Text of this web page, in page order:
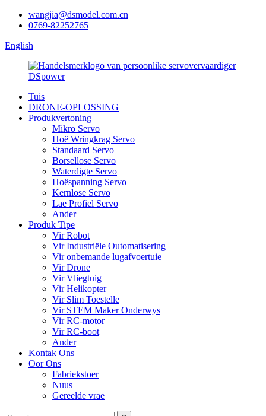
wangjia@dsmodel.com.cn
0769-82252765
English
Tuis
DRONE-OPLOSSING
Produkvertoning
Mikro Servo
Hoë Wringkrag Servo
Standaard Servo
Borsellose Servo
Waterdigte Servo
Hoëspanning Servo
Kernlose Servo
Lae Profiel Servo
Ander
Produk Tipe
Vir Robot
Vir Industriële Outomatisering
Vir onbemande lugafvoertuie
Vir Drone
Vir Vliegtuig
Vir Helikopter
Vir Slim Toestelle
Vir STEM Maker Onderwys
Vir RC-motor
Vir RC-boot
Ander
Kontak Ons
Oor Ons
Fabriekstoer
Nuus
Gereelde vrae